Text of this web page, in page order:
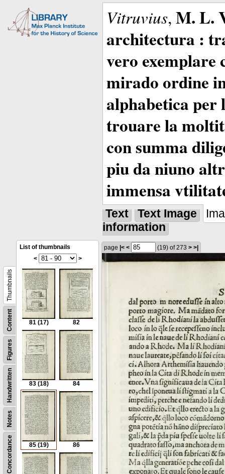
Vitruvius, M. L.
architectura :
vero exemplare
mirado ordine
alphabetica per
trouare la
con summa
piu da niuno
immensa
Text Text Image
information
Concordance
Notes
Handwritten
Figures
Content
Thumbnails
List of thumbnails
<
>
81 (17) 82
83 (18) 84
85 (19) 86
page |< < (19) of 273 > >|